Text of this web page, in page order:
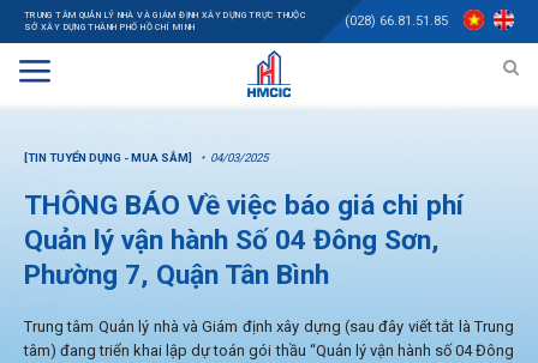
TRUNG TÂM QUẢN LÝ NHÀ VÀ GIÁM ĐỊNH XÂY DỰNG TRỰC THUỘC
SỞ XÂY DỰNG THÀNH PHỐ HỒ CHÍ MINH
(028) 66.81.51.85
[TIN TUYỂN DỤNG - MUA SẮM] 04/03/2025
THÔNG BÁO Về việc báo giá chi phí
Quản lý vận hành Số 04 Đông Sơn,
Phường 7, Quận Tân Bình
Trung tâm Quản lý nhà và Giám định xây dựng (sau đây viết tắt là Trung
tâm) đang triển khai lập dự toán gói thầu “Quản lý vận hành số 04 Đông